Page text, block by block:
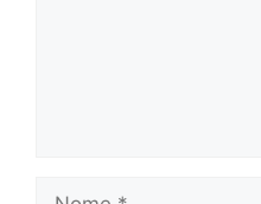
Nome